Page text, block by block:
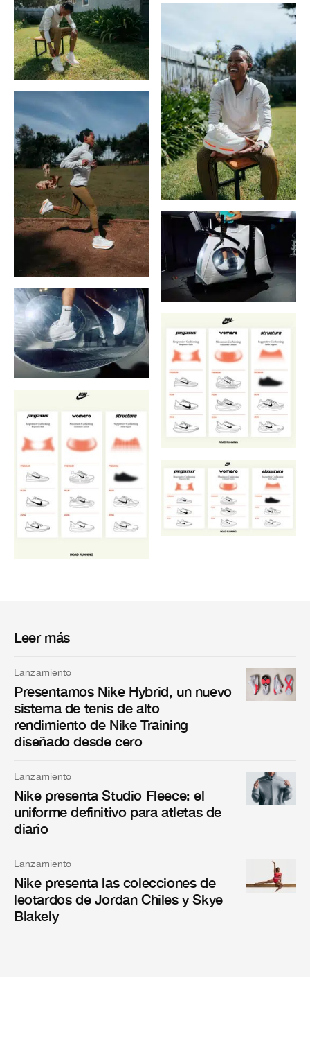
Leer más
Lanzamiento
Presentamos Nike Hybrid, un nuevo
sistema de tenis de alto
rendimiento de Nike Training
diseñado desde cero
Lanzamiento
Nike presenta Studio Fleece: el
uniforme definitivo para atletas de
diario
Lanzamiento
Nike presenta las colecciones de
leotardos de Jordan Chiles y Skye
Blakely